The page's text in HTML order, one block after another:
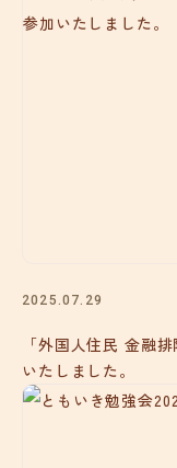
2025.07.29
「外国人住民 金融
いたしました。